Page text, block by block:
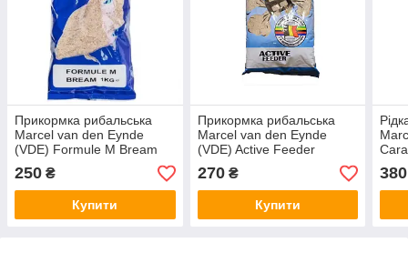
Прикормка рибальська
Marcel van den Eynde
(VDE) Formule M Bream
250 ₴
Купити
Прикормка рибальська
Marcel van den Eynde
(VDE) Active Feeder
270₴
Купити
380